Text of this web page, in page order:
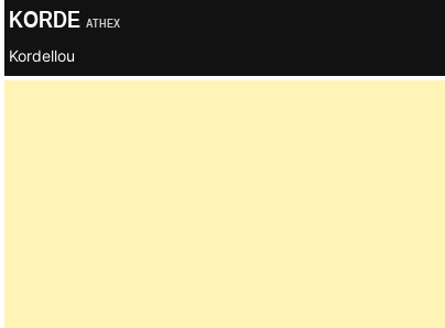
KORDE ATHEX
Kordellou